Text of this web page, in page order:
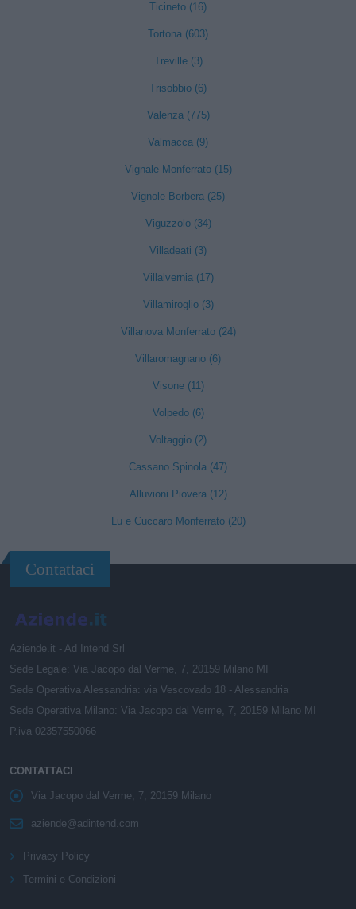
Ticineto (16)
Tortona (603)
Treville (3)
Trisobbio (6)
Valenza (775)
Valmacca (9)
Vignale Monferrato (15)
Vignole Borbera (25)
Viguzzolo (34)
Villadeati (3)
Villalvernia (17)
Villamiroglio (3)
Villanova Monferrato (24)
Villaromagnano (6)
Visone (11)
Volpedo (6)
Voltaggio (2)
Cassano Spinola (47)
Alluvioni Piovera (12)
Lu e Cuccaro Monferrato (20)
Contattaci
Aziende.it - Ad Intend Srl
Sede Legale: Via Jacopo dal Verme, 7, 20159 Milano MI
Sede Operativa Alessandria: via Vescovado 18 - Alessandria
Sede Operativa Milano: Via Jacopo dal Verme, 7, 20159 Milano MI
P.iva 02357550066
CONTATTACI
Via Jacopo dal Verme, 7, 20159 Milano
aziende@adintend.com
Privacy Policy
Termini e Condizioni